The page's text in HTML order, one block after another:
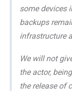
some devices
backups
infrastructure
We will not
the actor,
the release of